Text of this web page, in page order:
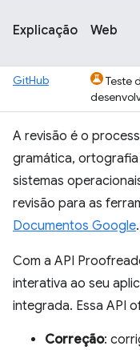
Explicação Web
GitHub
Teste
A revisão é o
gramática,
sistemas
revisão para as
Documentos Google.
Com a API
interativa ao seu
integrada. Essa API
Correção: